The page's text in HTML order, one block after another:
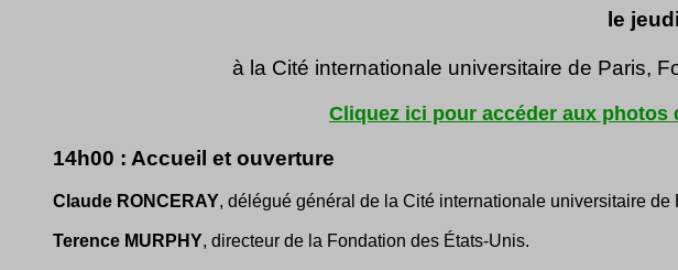
le
à la Cité internationale universitaire de Paris,
Cliquez ici pour accéder aux
14h00 : Accueil et ouverture
Claude RONCERAY, délégué général de la Cité internationale universitaire de
Terence MURPHY, directeur de la Fondation des États-Unis.